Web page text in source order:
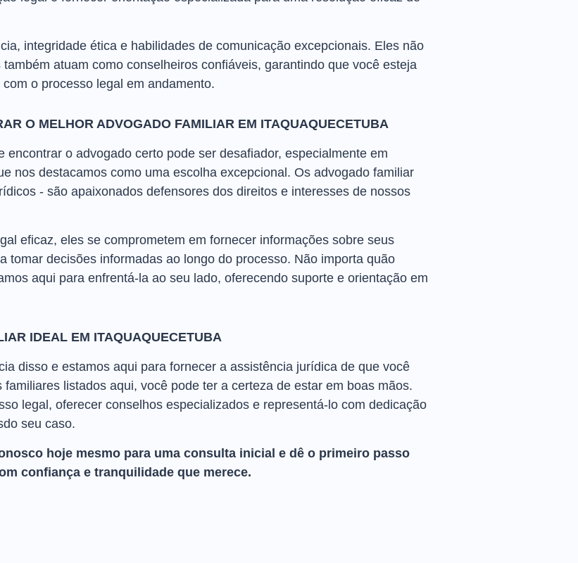
integridade ética e habilidades de comunicação excepcionais. Eles não
atuam como conselheiros confiáveis, garantindo que você esteja
o processo legal em andamento.
O MELHOR ADVOGADO FAMILIAR EM ITAQUAQUECETUBA
encontrar o advogado certo pode ser desafiador, especialmente em
nos destacamos como uma escolha excepcional. Os advogado familiar
- são apaixonados defensores dos direitos e interesses de nossos
eficaz, eles se comprometem em fornecer informações sobre seus
tomar decisões informadas ao longo do processo. Não importa quão
aqui para enfrentá-la ao seu lado, oferecendo suporte e orientação em
IDEAL EM ITAQUAQUECETUBA
disso e estamos aqui para fornecer a assistência jurídica de que você
listados aqui, você pode ter a certeza de estar em boas mãos.
legal, oferecer conselhos especializados e representá-lo com dedicação
seu caso.
hoje mesmo para uma consulta inicial e dê o primeiro passo
confiança e tranquilidade que merece.